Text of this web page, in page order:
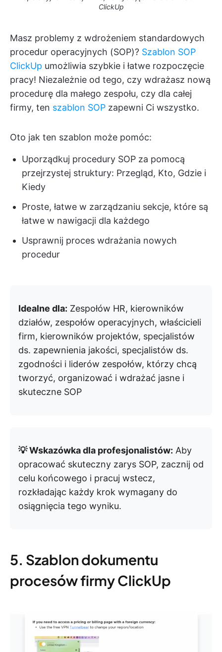
ClickUp
Masz problemy z wdrożeniem standardowych
procedur operacyjnych (SOP)? Szablon SOP
ClickUp umożliwia szybkie i łatwe rozpoczęcie
pracy! Niezależnie od tego, czy wdrażasz nową
procedurę dla małego zespołu, czy dla całej
firmy, ten szablon SOP zapewni Ci wszystko.
Oto jak ten szablon może pomóc:
Uporządkuj procedury SOP za pomocą
przejrzystej struktury: Przegląd, Kto, Gdzie i
Kiedy
Proste, łatwe w zarządzaniu sekcje, które są
łatwe w nawigacji dla każdego
Usprawnij proces wdrażania nowych
procedur
Idealne dla: Zespołów HR, kierowników
działów, zespołów operacyjnych, właścicieli
firm, kierowników projektów, specjalistów
ds. zapewnienia jakości, specjalistów ds.
zgodności i liderów zespołów, którzy chcą
tworzyć, organizować i wdrażać jasne i
skuteczne SOP
💡 Wskazówka dla profesjonalistów: Aby
opracować skuteczny zarys SOP, zacznij od
celu końcowego i pracuj wstecz,
rozkładając każdy krok wymagany do
osiągnięcia tego wyniku.
5. Szablon dokumentu
procesów firmy ClickUp